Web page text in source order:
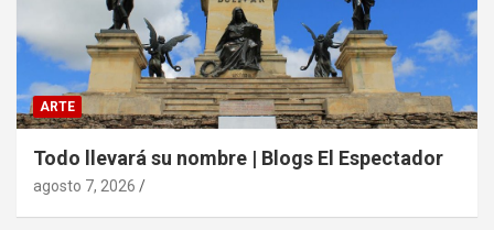
ARTE
Todo llevará su nombre | Blogs El Espectador
agosto 7, 2026